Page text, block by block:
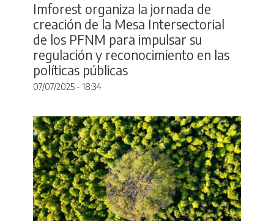
Imforest organiza la jornada de
creación de la Mesa Intersectorial
de los PFNM para impulsar su
regulación y reconocimiento en las
políticas públicas
07/07/2025 - 18:34